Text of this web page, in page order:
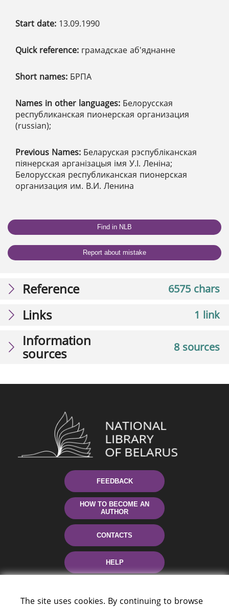
Start date: 13.09.1990
Quick reference: грамадскае аб'яднанне
Short names: БРПА
Names in other languages: Белорусская
республиканская пионерская организация
(russian);
Previous Names: Беларуская рэспубліканская
піянерская арганізацыя імя У.І. Леніна;
Белорусская республиканская пионерская
организация им. В.И. Ленина
Find in NLB
Report about mistake
6575 chars
Reference
1 link
Links
8 sources
Information
sources
FEEDBACK
HOW TO BECOME AN
AUTHOR
CONTACTS
HELP
The site uses cookies. By continuing to browse